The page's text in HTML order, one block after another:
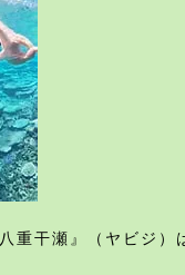
重干瀬』（ヤビジ）